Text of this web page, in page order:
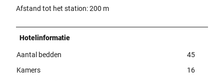
Afstand tot het station: 200 m
Hotelinformatie
Aantal bedden
45
Kamers
16